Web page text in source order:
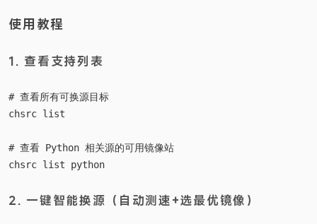
使用教程
1. 查看支持列表
# 查看所有可换源目标
chsrc list
# 查看 Python 相关源的可用镜像站
2. 一键智能换源（自动测速+选最优镜像）